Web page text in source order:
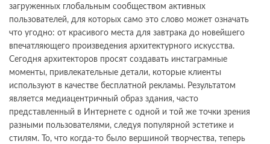
загруженных глобальным сообществом активных
пользователей, для которых само это слово может означать
что угодно: от красивого места для завтрака до новейшего
впечатляющего произведения архитектурного искусства.
Сегодня архитекторов просят создавать инстаграмные
моменты, привлекательные детали, которые клиенты
используют в качестве бесплатной рекламы. Результатом
является медиацентричный образ здания, часто
представленный в Интернете с одной и той же точки зрения
разными пользователями, следуя популярной эстетике и
стилям. То, что когда-то было вершиной творчества, теперь